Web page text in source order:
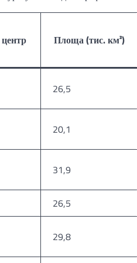
Площа (тис. км²)
26,5
20,1
31,9
26,5
29,8